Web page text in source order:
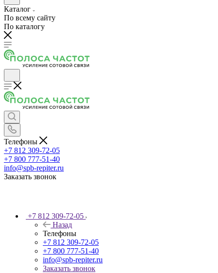
Каталог
По всему сайту
По каталогу
Телефоны
+7 812 309-72-05
+7 800 777-51-40
info@spb-repiter.ru
Заказать звонок
+7 812 309-72-05
Назад
Телефоны
+7 812 309-72-05
+7 800 777-51-40
info@spb-repiter.ru
Заказать звонок